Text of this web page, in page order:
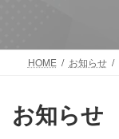
HOME お知らせ
お知らせ